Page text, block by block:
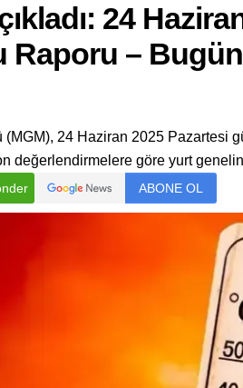
24
– Bugün
24 Haziran 2025 Pazartesi
değerlendirmelere göre yurt
ABONE OL